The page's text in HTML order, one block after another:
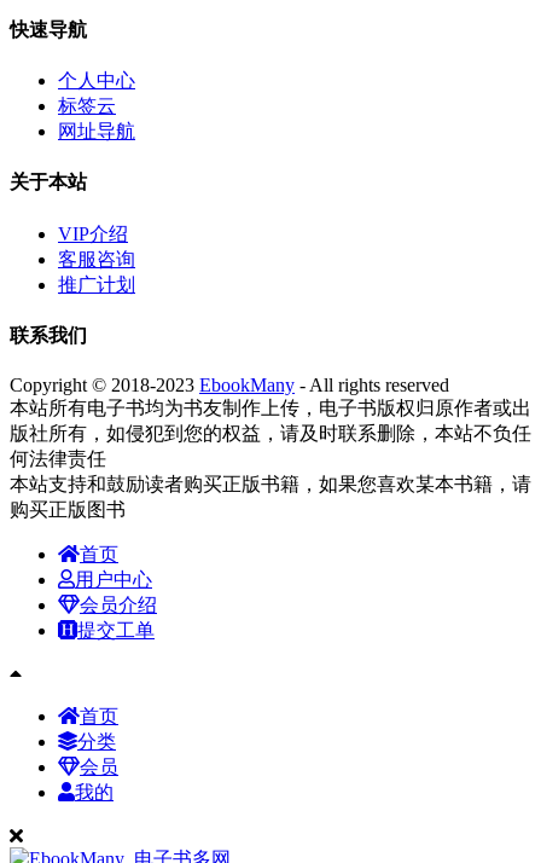
快速导航
个人中心
标签云
网址导航
关于本站
VIP介绍
客服咨询
推广计划
联系我们
Copyright © 2018-2023 EbookMany - All rights reserved
本站所有电子书均为书友制作上传，电子书版权归原作者或出
版社所有，如侵犯到您的权益，请及时联系删除，本站不负任
何法律责任
本站支持和鼓励读者购买正版书籍，如果您喜欢某本书籍，请
购买正版图书
首页
用户中心
会员介绍
提交工单
首页
分类
会员
我的